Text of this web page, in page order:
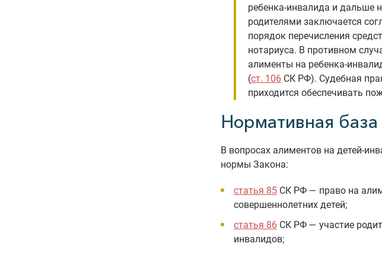
ребенка-инвалида и дальше
родителями заключается
порядок перечисления
нотариуса. В противном
алименты на ребенка-
(ст. 106 СК РФ). Судебная
приходится обеспечивать
Нормативная база
В вопросах алиментов на детей-
нормы Закона:
статья 85 СК РФ — право на
совершеннолетних детей;
статья 86 СК РФ — участие
инвалидов;